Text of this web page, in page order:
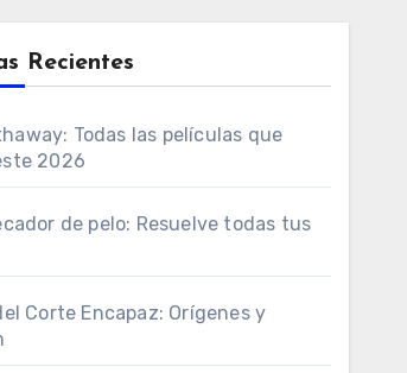
Recientes
Todas las películas que
2026
de pelo: Resuelve todas tus
Corte Encapaz: Orígenes y